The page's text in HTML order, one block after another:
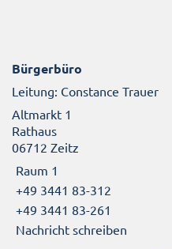
Bürgerbüro
Leitung: Constance Trauer
Altmarkt 1
Rathaus
06712 Zeitz
Raum 1
+49 3441 83-312
+49 3441 83-261
Nachricht schreiben